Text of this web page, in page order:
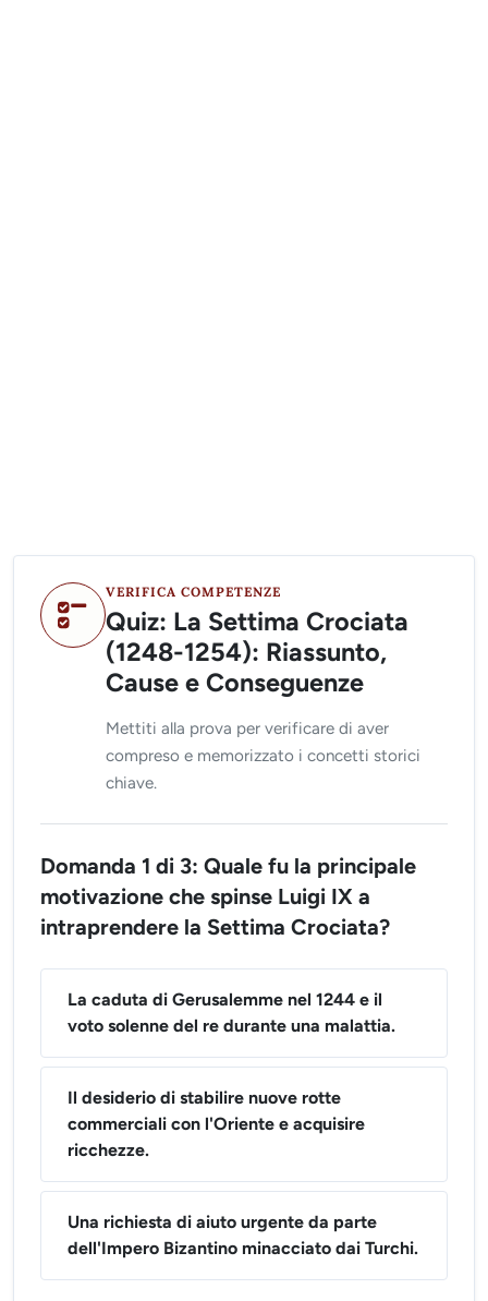
VERIFICA COMPETENZE
Quiz: La Settima Crociata
(1248-1254): Riassunto,
Cause e Conseguenze
Mettiti alla prova per verificare di aver
compreso e memorizzato i concetti storici
chiave.
Domanda 1 di 3: Quale fu la principale
motivazione che spinse Luigi IX a
intraprendere la Settima Crociata?
La caduta di Gerusalemme nel 1244 e il
voto solenne del re durante una malattia.
Il desiderio di stabilire nuove rotte
commerciali con l'Oriente e acquisire
ricchezze.
Una richiesta di aiuto urgente da parte
dell'Impero Bizantino minacciato dai Turchi.